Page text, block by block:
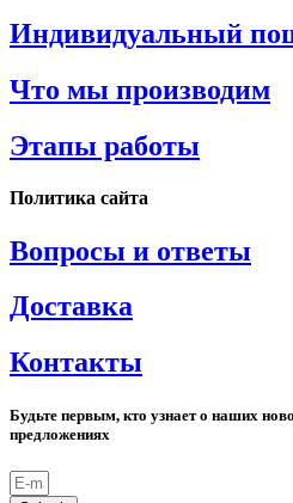
Индивидуальный
Что мы производим
Этапы работы
Политика сайта
Вопросы и ответы
Доставка
Контакты
Будьте первым, кто узнает о наших
предложениях